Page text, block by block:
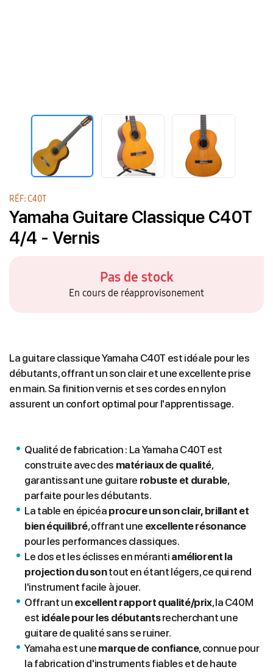
RÉF: C40T
Yamaha Guitare Classique C40T
4/4 - Vernis
Pas de stock
En cours de réapprovisonement
La guitare classique Yamaha C40T est idéale pour les
débutants, offrant un son clair et une excellente prise
en main. Sa finition vernis et ses cordes en nylon
assurent un confort optimal pour l'apprentissage.
Qualité de fabrication : La Yamaha C40T est
construite avec des matériaux de qualité,
garantissant une guitare robuste et durable,
parfaite pour les débutants.
La table en épicéa procure un son clair, brillant et
bien équilibré, offrant une excellente résonance
pour les performances classiques.
Le dos et les éclisses en méranti améliorent la
projection du sontout en étant légers, ce qui rend
l'instrument facile à jouer.
Offrant un excellent rapport qualité/prix, la C40M
est idéale pour les débutantsrecherchant une
guitare de qualité sans se ruiner.
Yamaha est une marque de confiance, connue pour
la fabrication d'instruments fiables et de haute